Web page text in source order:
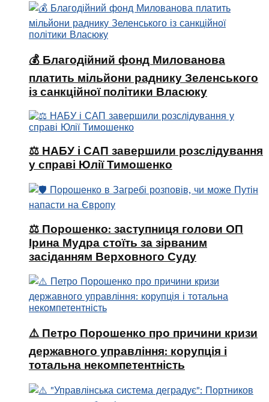
💰 Благодійний фонд Милованова
платить мільйони раднику Зеленського
із санкційної політики Власюку
⚖️ НАБУ і САП завершили розслідування
у справі Юлії Тимошенко
⚖️ Порошенко: заступниця голови ОП
Ірина Мудра стоїть за зірваним
засіданням Верховного Суду
⚠️ Петро Порошенко про причини кризи
державного управління: корупція і
тотальна некомпетентність